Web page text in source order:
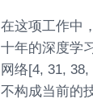
在这项工作中
十年的深度学
网络[4, 31,
不构成当前的